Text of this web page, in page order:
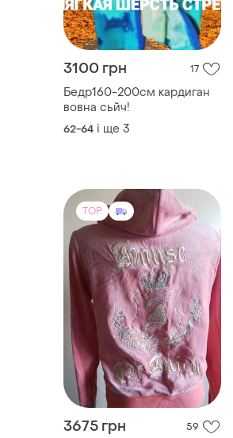
3100 грн 17
Бедр160-200см кардиган
вовна сьйч!
62-64 і ще 3
TOP
3675 грн 59